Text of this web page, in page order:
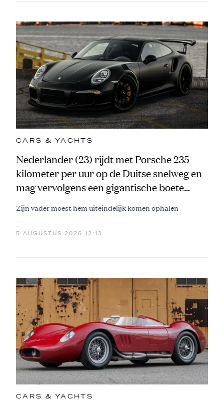
CARS & YACHTS
Nederlander (23) rijdt met Porsche 235
kilometer per uur op de Duitse snelweg en
mag vervolgens een gigantische boete
Zijn vader moest hem uiteindelijk komen ophalen
5 AUGUSTUS 2026 12:13
CARS & YACHTS